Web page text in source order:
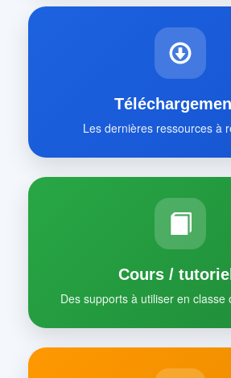
Les dernières ressources à
Cours /
Des supports à utiliser en classe